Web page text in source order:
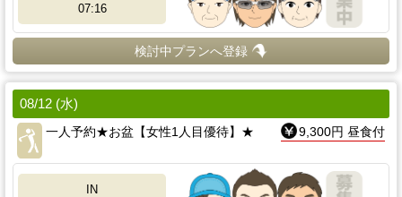
07:16
検討中プランへ登録
08/12 (水)
一人予約★お盆【女性1人目優待】★
9,300円 昼食付
IN